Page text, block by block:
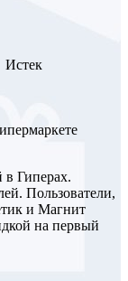
Истек
в Гиперах.
Пользователи,
и Магнит
на первый